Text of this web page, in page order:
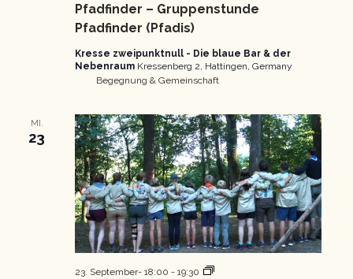
Pfadfinder – Gruppenstunde
Pfadfinder (Pfadis)
Kresse zweipunktnull - Die blaue Bar & der
Nebenraum Kressenberg 2, Hattingen, Germany
Begegnung & Gemeinschaft
MI.
23
23. September- 18:00 - 19:30
Pfadfinder